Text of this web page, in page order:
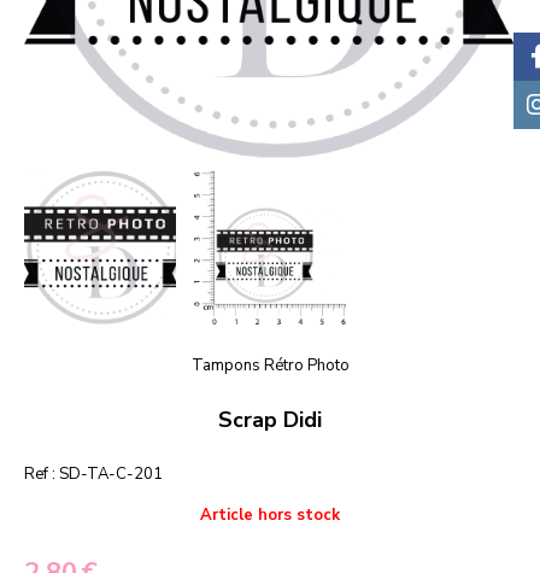
Tampons Rétro Photo
Scrap Didi
Ref : SD-TA-C-201
Article hors stock